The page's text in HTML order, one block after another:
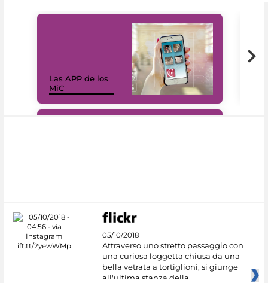
Las APP de los
MiC
05/10/2018
Attraverso uno stretto passaggio con
una curiosa loggetta chiusa da una
bella vetrata a tortiglioni, si giunge
all'ultima stanza della